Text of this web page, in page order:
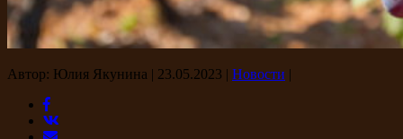
Автор: Юлия Якунина | 23.05.2023 | Новости |